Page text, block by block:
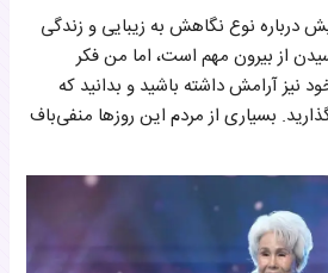
درباره نوع نگاهش به زیبایی و زندگی
از بیرون مهم است، اما من فکر
نیز آرامش داشته باشید و بدانید که
بسیاری از مردم این روزها منفی‌باف